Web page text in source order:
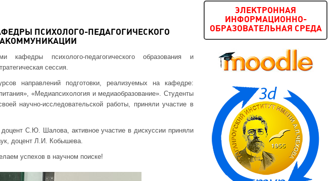
ПСИХОЛОГО-ПЕДАГОГИЧЕСКОГО
психолого-педагогического образования и
сессия.
направлений подготовки, реализуемых на кафедре:
«Медиапсихология и медиаобразование». Студенты
научно-исследовательской работы, приняли участие в
С.Ю. Шалова, активное участие в дискуссии приняли
доцент Л.И. Кобышева.
успехов в научном поиске!
ЭЛЕКТРОННАЯ
ИНФОРМАЦИОННО-
ОБРАЗОВАТЕЛЬНАЯ СРЕДА